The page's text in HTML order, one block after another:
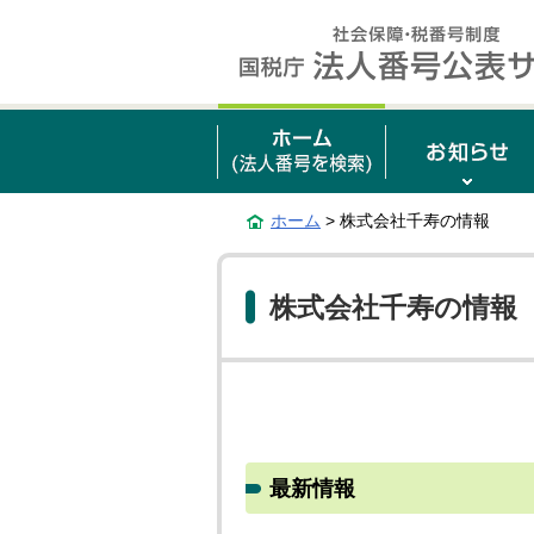
ホーム > 株式会社千寿の情報
株式会社千寿の情報
最新情報